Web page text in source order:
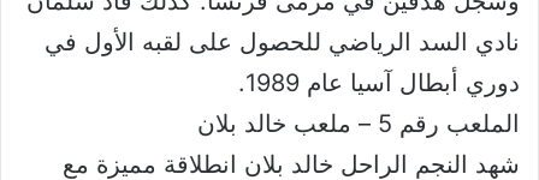
نادي السد الرياضي للحصول على لقبه الأول في
دوري أبطال آسيا عام 1989.
الملعب رقم 5 – ملعب خالد بلان
شهد النجم الراحل خالد بلان انطلاقة مميزة مع